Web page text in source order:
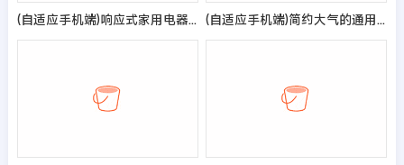
(自适应手机端)响应式家用电器网站模板 小家电网站源码 (自适应手机端)简约大气的通用企业网站pbootcms模板 产品展示型网站源码